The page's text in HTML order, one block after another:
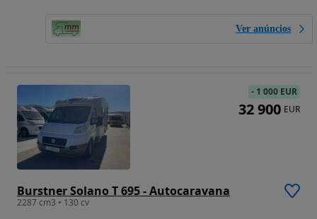
Ver anúncios
Burstner Solano T 695 - Autocaravana
2287 cm3 • 130 cv
- 1 000 EUR
32 900 EUR